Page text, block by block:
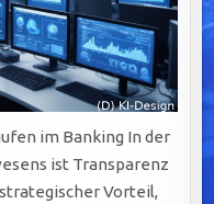
im Banking In der
ist Transparenz
Vorteil,